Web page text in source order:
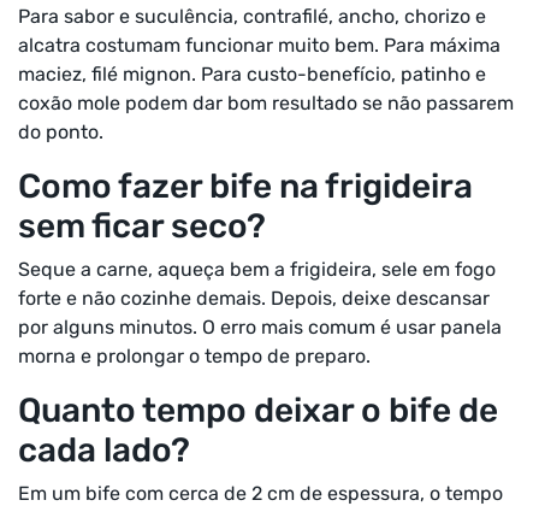
Para sabor e suculência, contrafilé, ancho, chorizo e
alcatra costumam funcionar muito bem. Para máxima
maciez, filé mignon. Para custo-benefício, patinho e
coxão mole podem dar bom resultado se não passarem
do ponto.
Como fazer bife na frigideira
sem ficar seco?
Seque a carne, aqueça bem a frigideira, sele em fogo
forte e não cozinhe demais. Depois, deixe descansar
por alguns minutos. O erro mais comum é usar panela
morna e prolongar o tempo de preparo.
Quanto tempo deixar o bife de
cada lado?
Em um bife com cerca de 2 cm de espessura, o tempo